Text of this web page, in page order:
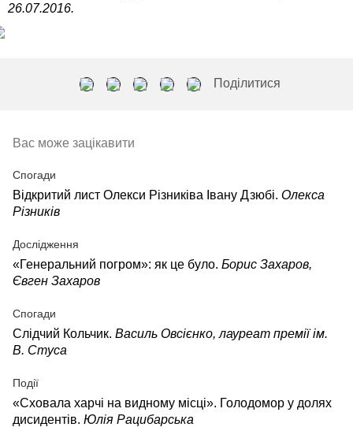
26.07.2016.
Поділитися
Вас може зацікавити
Спогади
Відкритий лист Олекси Різниківа Івану Дзюбі. Олекса
Різників
Дослідження
«Генеральний погром»: як це було. Борис Захаров,
Євген Захаров
Спогади
Слідчий Кольчик. Василь Овсієнко, лауреат премії ім.
В. Стуса
Події
«Сховала харчі на видному місці». Голодомор у долях
дисидентів. Юлія Рацибарська